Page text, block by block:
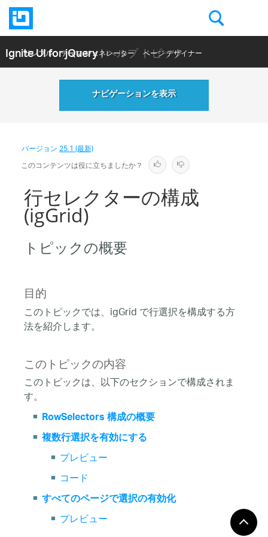
Ignite UI for jQuery| ヘルプ トピック
サンプル テーマ ジェネレーター ページ デザイナー
ヘルプ トピック API リファレンス
ナビゲーションを表示
バージョン25.1 (最新)
このコンテンツは役に立ちましたか？
行セレクターの構成
(igGrid)
トピックの概要
目的
このトピックでは、igGrid で行選択を構成する方
法を紹介します。
このトピックの内容
このトピックは、以下のセクションで構成されま
す。
RowSelectors 構成の概要
複数行選択を有効にする
プレビュー
コード
すべてのページで選択の有効化
プレビュー